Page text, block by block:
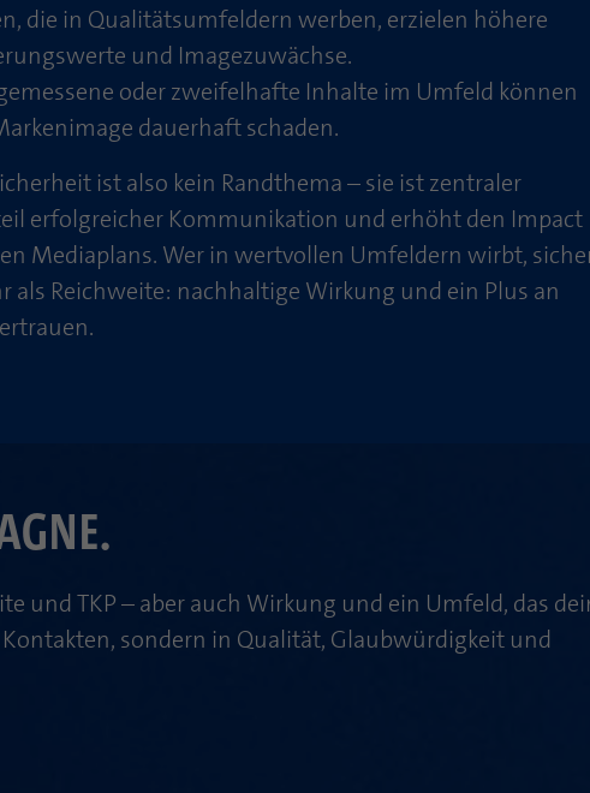
die in Qualitätsumfeldern werben, erzielen höhere
und Imagezuwächse.
oder zweifelhafte Inhalte im Umfeld können
dauerhaft schaden.
ist also kein Randthema – sie ist zentraler
erfolgreicher Kommunikation und erhöht den Impact
Mediaplans. Wer in wertvollen Umfeldern wirbt,
als Reichweite: nachhaltige Wirkung und ein Plus an
und TKP – aber auch Wirkung und ein Umfeld, das
sondern in Qualität, Glaubwürdigkeit und